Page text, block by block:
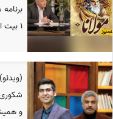
1 بیت از مولانا+ ویدئو
و